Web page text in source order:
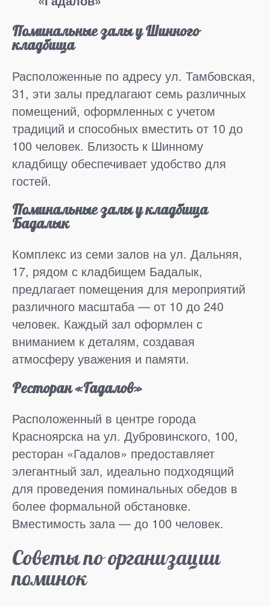
Поминальные залы у Шинного
кладбища
Расположенные по адресу ул. Тамбовская,
31, эти залы предлагают семь различных
помещений, оформленных с учетом
традиций и способных вместить от 10 до
100 человек. Близость к Шинному
кладбищу обеспечивает удобство для
гостей.
Поминальные залы у кладбища
Бадалык
Комплекс из семи залов на ул. Дальняя,
17, рядом с кладбищем Бадалык,
предлагает помещения для мероприятий
различного масштаба — от 10 до 240
человек. Каждый зал оформлен с
вниманием к деталям, создавая
атмосферу уважения и памяти.
Ресторан «Гадалов»
Расположенный в центре города
Красноярска на ул. Дубровинского, 100,
ресторан «Гадалов» предоставляет
элегантный зал, идеально подходящий
для проведения поминальных обедов в
более формальной обстановке.
Вместимость зала — до 100 человек.
Советы по организации
поминок